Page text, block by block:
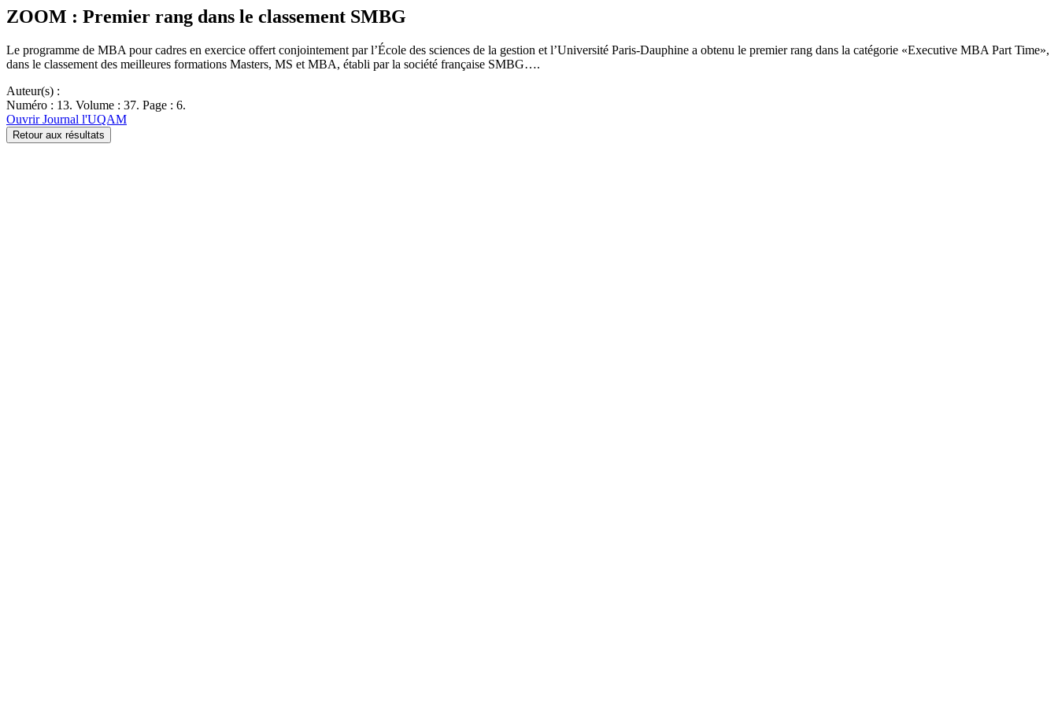
ZOOM : Premier rang dans le classement SMBG
Le programme de MBA pour cadres en exercice offert conjointement par l’École des sciences de la gestion et l’Université Paris-Dauphine a obtenu le premier rang dans la catégorie «Executive MBA Part Time»,
dans le classement des meilleures formations Masters, MS et MBA, établi par la société française SMBG….
Auteur(s) :
Numéro : 13. Volume : 37. Page : 6.
Ouvrir Journal l'UQAM
Retour aux résultats